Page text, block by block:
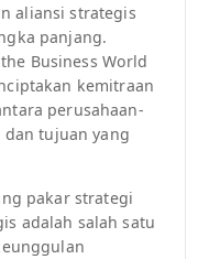
aliansi strategis
panjang.
Business World
kemitraan
perusahaan-
tujuan yang
pakar strategi
adalah salah satu